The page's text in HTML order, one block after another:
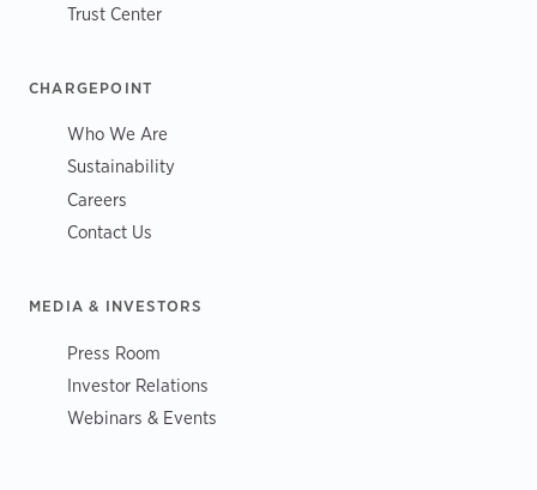
Trust Center
CHARGEPOINT
Who We Are
Sustainability
Careers
Contact Us
MEDIA & INVESTORS
Press Room
Investor Relations
Webinars & Events